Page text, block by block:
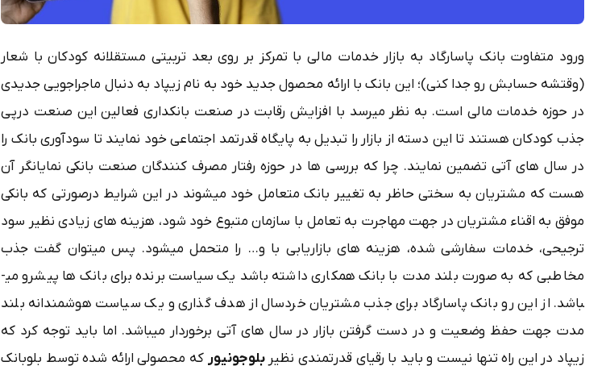
ورود متفاوت بانک پاسارگاد به بازار خدمات مالی با تمرکز بر روی بعد تربیتی مستقلانه کودکان با شعار
(وقتشه حسابش رو جدا کنی)؛ این بانک با ارائه محصول جدید خود به نام زیپاد به دنبال ماجراجویی جدیدی
در حوزه خدمات مالی است. به نظر میرسد با افزایش رقابت در صنعت بانکداری فعالین این صنعت درپی
جذب کودکان هستند تا این دسته از بازار را تبدیل به پایگاه قدرتمد اجتماعی خود نمایند تا سودآوری بانک را
در سال های آتی تضمین نمایند. چرا که بررسی ها در حوزه رفتار مصرف کنندگان صنعت بانکی نمایانگر آن
هست که مشتریان به سختی حاظر به تغییر بانک متعامل خود میشوند در این شرایط درصورتی که بانکی
موفق به اقناء مشتریان در جهت مهاجرت به تعامل با سازمان متبوع خود شود، هزینه های زیادی نظیر سود
ترجیحی، خدمات سفارشی شده، هزینه های بازاریابی با و… را متحمل می­شود. پس میتوان گفت جذب
مخاطبی که به صورت بلند مدت با بانک همکاری داشته باشد یک سیاست برنده برای بانک ها پیشرو می­
باشد. از این رو بانک پاسارگاد برای جذب مشتریان خردسال از هدف گذاری و یک سیاست هوشمندانه بلند
مدت جهت حفظ وضعیت و در دست گرفتن بازار در سال های آتی برخوردار می­باشد. اما باید توجه کرد که
زیپاد در این راه تنها نیست و باید با رقیای قدرتمندی نظیربلوجونیور که محصولی ارائه شده توسط بلوبانک